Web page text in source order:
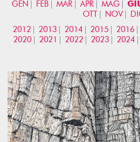
GEN FEB MAR APR MAG
OTT
NOV
2012
2013 2014 2015 2016
2020
2021 2022 2023 2024